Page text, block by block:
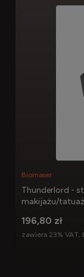
Thunderlord -
makijażu/
Biomaser
196,80 zł
zawiera 23%